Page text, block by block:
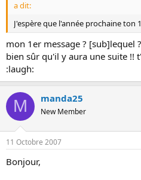
a dit:
J'espère que l'année prochaine ton
mon 1er message ? [sub]lequel
bien sûr qu'il y aura une suite !!
:laugh:
M manda25
New Member
11 Octobre 2007
Bonjour,